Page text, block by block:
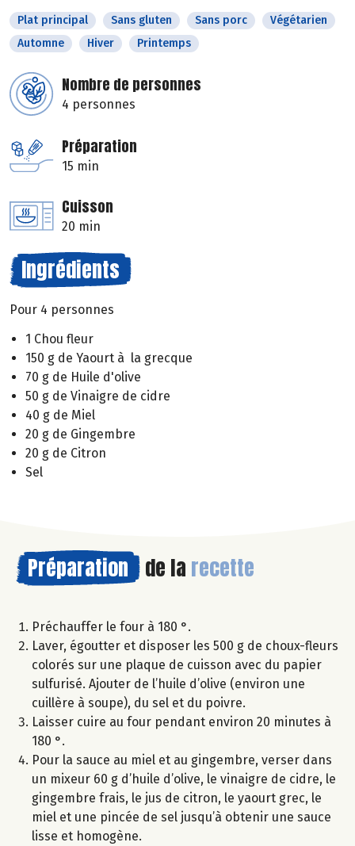
Plat principal Sans gluten Sans porc
Végétarien
Automne
Hiver Printemps
Nombre de personnes
4 personnes
Préparation
15 min
Cuisson
20 min
Ingrédients
Pour 4 personnes
1 Chou fleur
150 g de Yaourt à la grecque
70 g de Huile d'olive
50 g de Vinaigre de cidre
40 g de Miel
20 g de Gingembre
20 g de Citron
Sel
Préparation de la recette
Préchauffer le four à 180 °.
Laver, égoutter et disposer les 500 g de choux-fleurs
colorés sur une plaque de cuisson avec du papier
sulfurisé. Ajouter de l’huile d’olive (environ une
cuillère à soupe), du sel et du poivre.
Laisser cuire au four pendant environ 20 minutes à
180 °.
Pour la sauce au miel et au gingembre, verser dans
un mixeur 60 g d’huile d’olive, le vinaigre de cidre, le
gingembre frais, le jus de citron, le yaourt grec, le
miel et une pincée de sel jusqu’à obtenir une sauce
lisse et homogène.